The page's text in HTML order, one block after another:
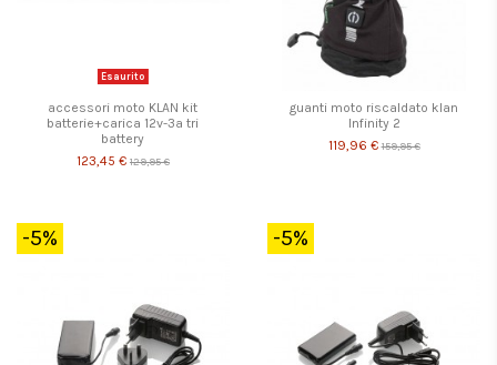
Esaurito
accessori moto KLAN kit
batterie+carica 12v-3a tri
battery
123,45 € 129,95 €
guanti moto riscaldato klan
Infinity 2
119,96 € 159,95 €
-5% -5%